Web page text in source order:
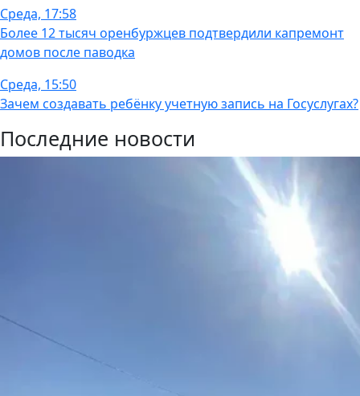
Среда, 17:58
Более 12 тысяч оренбуржцев подтвердили капремонт
домов после паводка
Среда, 15:50
Зачем создавать ребёнку учетную запись на Госуслугах?
Последние новости